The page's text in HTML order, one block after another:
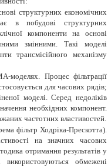
структурних економічних
в побудові структурних
компоненти на основі
змінними. Такі моделі
трансмісійного механізму
моделях. Процес фільтрації
для часових рядів;
моделі. Серед недоліків
необхідних компонент.
частотних властивостей.
фільтр Ходріка-Прескотта).
на значних часових
отримання результатів у
обмежені